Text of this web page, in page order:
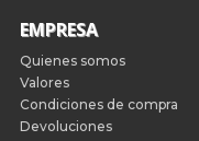
EMPRESA
Quienes somos
Valores
Condiciones de compra
Devoluciones